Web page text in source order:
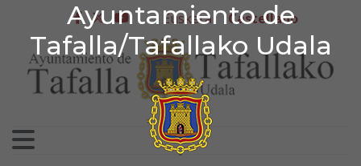
Ayuntamiento de
Tafalla/Tafallako Udala
Ir al contenido
Ayuntamiento de
facebook
twitter
youtube
Euskera Castellano